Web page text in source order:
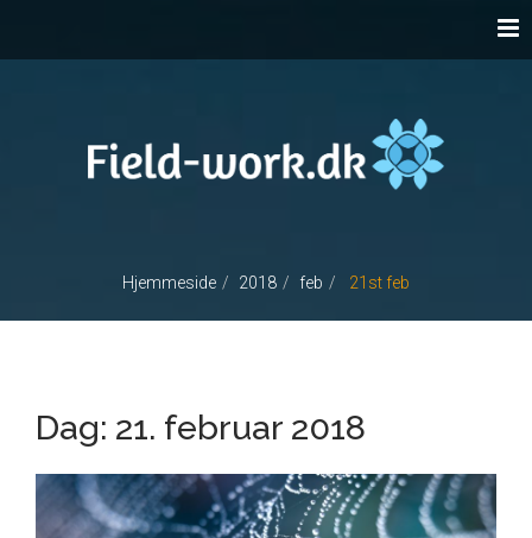
Hjemmeside 2018 feb 21st feb
Dag: 21. februar 2018